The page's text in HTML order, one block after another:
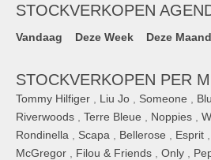
STOCKVERKOPEN
Vandaag Deze Week Deze Maand
STOCKVERKOPEN PER
Tommy Hilfiger Liu Jo Someone
Riverwoods
Terre Bleue Noppies
Rondinella
Scapa Bellerose Esprit
McGregor
Filou & Friends Only